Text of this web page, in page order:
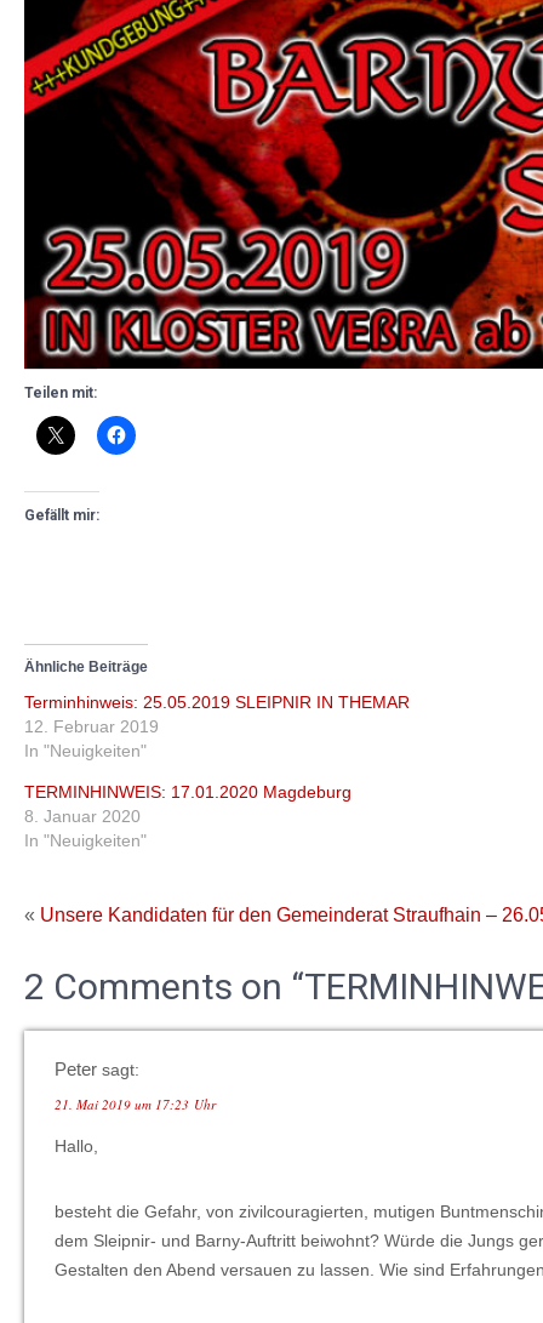
Teilen mit:
Gefällt mir:
Ähnliche Beiträge
Terminhinweis: 25.05.2019 SLEIPNIR IN THEMAR
12. Februar 2019
In "Neuigkeiten"
TERMINHINWEIS: 17.01.2020 Magdeburg
8. Januar 2020
In "Neuigkeiten"
« Unsere Kandidaten für den Gemeinderat Straufhain –
2 Comments on
Peter sagt:
21. Mai 2019 um 17:23 Uhr
Hallo,
besteht die Gefahr, von zivilcouragierten, mutigen
dem Sleipnir- und Barny-Auftritt beiwohnt? Würde die Jungs
Gestalten den Abend versauen zu lassen. Wie sind